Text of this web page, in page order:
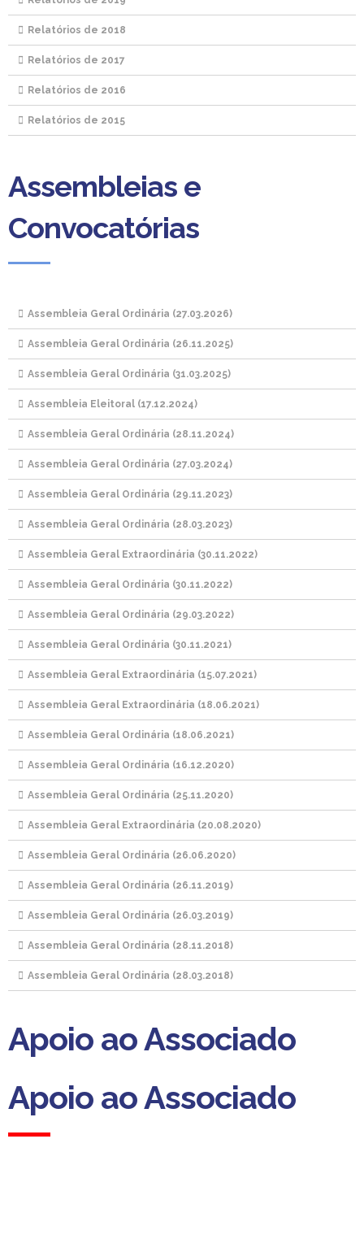
Relatórios de 2018
Relatórios de 2017
Relatórios de 2016
Relatórios de 2015
Assembleias e
Convocatórias
Assembleia Geral Ordinária (27.03.2026)
Assembleia Geral Ordinária (26.11.2025)
Assembleia Geral Ordinária (31.03.2025)
Assembleia Eleitoral (17.12.2024)
Assembleia Geral Ordinária (28.11.2024)
Assembleia Geral Ordinária (27.03.2024)
Assembleia Geral Ordinária (29.11.2023)
Assembleia Geral Ordinária (28.03.2023)
Assembleia Geral Extraordinária (30.11.2022)
Assembleia Geral Ordinária (30.11.2022)
Assembleia Geral Ordinária (29.03.2022)
Assembleia Geral Ordinária (30.11.2021)
Assembleia Geral Extraordinária (15.07.2021)
Assembleia Geral Extraordinária (18.06.2021)
Assembleia Geral Ordinária (18.06.2021)
Assembleia Geral Ordinária (16.12.2020)
Assembleia Geral Ordinária (25.11.2020)
Assembleia Geral Extraordinária (20.08.2020)
Assembleia Geral Ordinária (26.06.2020)
Assembleia Geral Ordinária (26.11.2019)
Assembleia Geral Ordinária (26.03.2019)
Assembleia Geral Ordinária (28.11.2018)
Assembleia Geral Ordinária (28.03.2018)
Apoio ao Associado
Apoio ao Associado